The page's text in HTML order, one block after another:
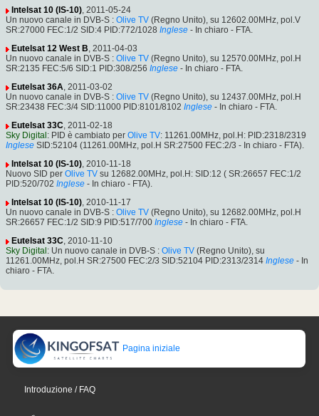
Intelsat 10 (IS-10), 2011-05-24
Un nuovo canale in DVB-S : Olive TV (Regno Unito), su 12602.00MHz, pol.V
SR:27000 FEC:1/2 SID:4 PID:772/1028 Inglese - In chiaro - FTA.
Eutelsat 12 West B, 2011-04-03
Un nuovo canale in DVB-S : Olive TV (Regno Unito), su 12570.00MHz, pol.H
SR:2135 FEC:5/6 SID:1 PID:308/256 Inglese - In chiaro - FTA.
Eutelsat 36A, 2011-03-02
Un nuovo canale in DVB-S : Olive TV (Regno Unito), su 12437.00MHz, pol.H
SR:23438 FEC:3/4 SID:11000 PID:8101/8102 Inglese - In chiaro - FTA.
Eutelsat 33C, 2011-02-18
Sky Digital : PID è cambiato per Olive TV: 11261.00MHz, pol.H: PID:2318/2319
Inglese SID:52104 (11261.00MHz, pol.H SR:27500 FEC:2/3 - In chiaro - FTA).
Intelsat 10 (IS-10), 2010-11-18
Nuovo SID per Olive TV su 12682.00MHz, pol.H: SID:12 ( SR:26657 FEC:1/2
PID:520/702 Inglese - In chiaro - FTA).
Intelsat 10 (IS-10), 2010-11-17
Un nuovo canale in DVB-S : Olive TV (Regno Unito), su 12682.00MHz, pol.H
SR:26657 FEC:1/2 SID:9 PID:517/700 Inglese - In chiaro - FTA.
Eutelsat 33C, 2010-11-10
Sky Digital : Un nuovo canale in DVB-S : Olive TV (Regno Unito), su
11261.00MHz, pol.H SR:27500 FEC:2/3 SID:52104 PID:2313/2314 Inglese - In
chiaro - FTA.
Pagina iniziale
Introduzione / FAQ